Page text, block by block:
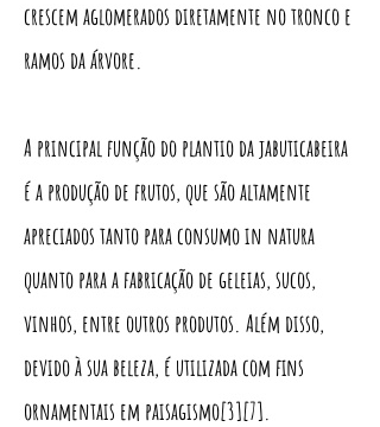
crescem aglomerados diretamente no tronco e
ramos da árvore.
A principal função do plantio da jabuticabeira
é a produção de frutos, que são altamente
apreciados tanto para consumo in natura
quanto para a fabricação de geleias, sucos,
vinhos, entre outros produtos. Além disso,
devido à sua beleza, é utilizada com fins
ornamentais em paisagismo[3][7].